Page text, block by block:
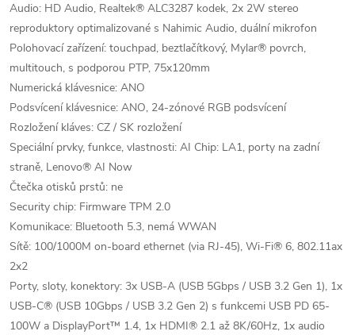
Audio: HD Audio, Realtek® ALC3287 kodek, 2x 2W stereo
reproduktory optimalizované s Nahimic Audio, duální mikrofon
Polohovací zařízení: touchpad, beztlačítkový, Mylar® povrch,
multitouch, s podporou PTP, 75x120mm
Numerická klávesnice: ANO
Podsvícení klávesnice: ANO, 24-zónové RGB podsvícení
Rozložení kláves: CZ / SK rozložení
Speciální prvky, funkce, vlastnosti: AI Chip: LA1, porty na zadní
straně, Lenovo® AI Now
Čtečka otisků prstů: ne
Security chip: Firmware TPM 2.0
Komunikace: Bluetooth 5.3, nemá WWAN
Sítě: 100/1000M on-board ethernet (via RJ-45), Wi-Fi® 6, 802.11ax
2x2
Porty, sloty, konektory: 3x USB-A (USB 5Gbps / USB 3.2 Gen 1), 1x
USB-C® (USB 10Gbps / USB 3.2 Gen 2) s funkcemi USB PD 65-
100W a DisplayPort™ 1.4, 1x HDMI® 2.1 až 8K/60Hz, 1x audio